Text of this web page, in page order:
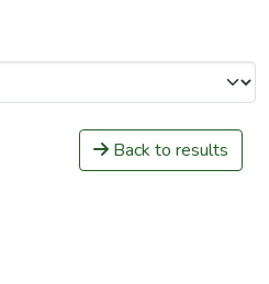
Back to results